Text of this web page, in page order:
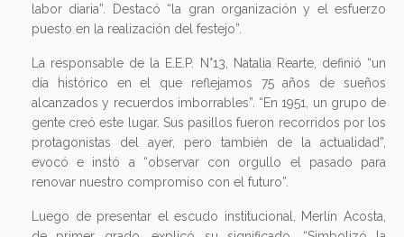
labor diaria”. Destacó “la gran organización y el esfuerzo
puesto en la realización del festejo”.
La responsable de la E.E.P. N°13, Natalia Rearte, definió “un
día histórico en el que reflejamos 75 años de sueños
alcanzados y recuerdos imborrables”. “En 1951, un grupo de
gente creó este lugar. Sus pasillos fueron recorridos por los
protagonistas del ayer, pero también de la actualidad”,
evocó e instó a “observar con orgullo el pasado para
renovar nuestro compromiso con el futuro”.
Luego de presentar el escudo institucional, Merlín Acosta,